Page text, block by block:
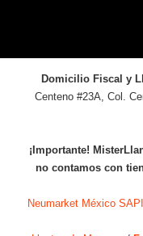
Domicilio Fiscal y
Centeno #23A, Col.
¡Importante!
no contamos con
Neumarket México